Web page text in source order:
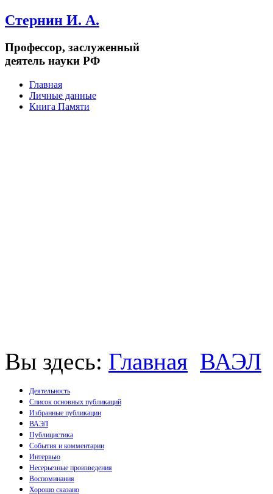
Стернин И. А.
Профессор, заслуженный
деятель науки РФ
Главная
Личные данные
Книга Памяти
Вы здесь: Главная ВАЭЛ
Деятельность
Список основных публикаций
Монографии
Брошюры
Статьи
Избранные публикации
ВАЭЛ
Публицистика
События и комментарии
Интервью
Несерьезные произведения
Воспоминания
Хорошо сказано